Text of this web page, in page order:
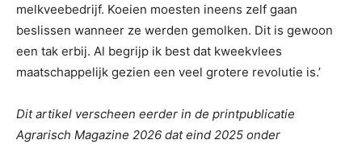
melkveebedrijf. Koeien moesten ineens zelf gaan
beslissen wanneer ze werden gemolken. Dit is gewoon
een tak erbij. Al begrijp ik best dat kweekvlees
maatschappelijk gezien een veel grotere revolutie is.’
Dit artikel verscheen eerder in de printpublicatie
Agrarisch Magazine 2026 dat eind 2025 onder